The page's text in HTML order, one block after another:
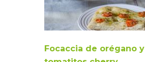
Focaccia de orégano y